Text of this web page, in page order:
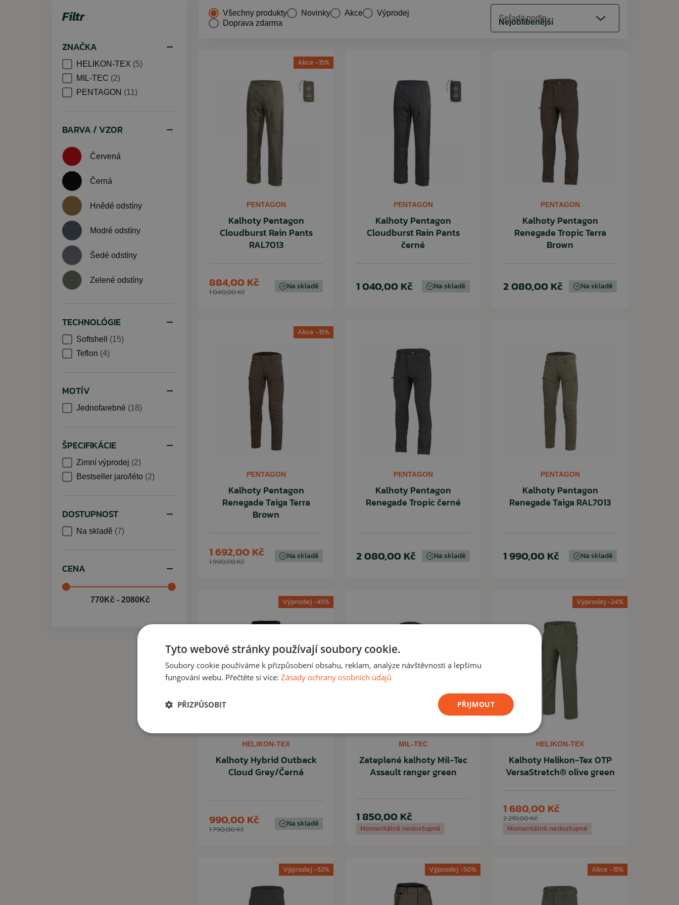
Filtr
ZNAČKA
HELIKON-TEX (5)
MIL-TEC (2)
PENTAGON (11)
BARVA / VZOR
Červená
Černá
Hnědé odstíny
Modré odstíny
Šedé odstíny
Zelené odstíny
TECHNOLÓGIE
Softshell (15)
Teflon (4)
MOTÍV
Jednofarebné (18)
ŠPECIFIKÁCIE
Zimní výprodej (2)
Bestseller jaro/léto (2)
DOSTUPNOST
Na skladě (7)
CENA
770Kč - 2080Kč
Všechny produkty Novinky Akce
Výprodej
Doprava zdarma
Nejoblíbenější
Seřadit podle
Akce -15%
PENTAGON
Kalhoty Pentagon
Cloudburst Rain Pants
RAL7013
1 040,00 Kč
884,00 Kč Na skladě
PENTAGON
Kalhoty Pentagon
Cloudburst Rain Pants
černé
1 040,00 Kč Na skladě
PENTAGON
Kalhoty Pentagon
Renegade Tropic Terra
Brown
2 080,00 Kč Na skladě
Akce -15%
PENTAGON
Kalhoty Pentagon
Renegade Taiga Terra
Brown
1 990,00 Kč
1 692,00 Kč Na skladě
PENTAGON
Kalhoty Pentagon
Renegade Tropic černé
2 080,00 Kč Na skladě
PENTAGON
Kalhoty Pentagon
Renegade Taiga RAL7013
1 990,00 Kč Na skladě
Výprodej -45%
HELIKON-TEX
Kalhoty Hybrid Outback
Cloud Grey/Černá
1 790,00 Kč
990,00 Kč Na skladě
MIL-TEC
Zateplené kalhoty Mil-Tec
Assault ranger green
1 850,00 Kč
Momentálně nedostupné
Výprodej -24%
HELIKON-TEX
Kalhoty Helikon-Tex OTP
VersaStretch® olive green
2 210,00 Kč
1 680,00 Kč
Momentálně nedostupné
Výprodej -52% Výprodej -50% Akce -15%
Tyto webové stránky používají soubory cookie.
Soubory cookie používáme k přizpůsobení obsahu, reklam, analýze návštěvnosti a lepšímu
fungování webu. Přečtěte si více: Zásady ochrany osobních údajů
PŘIJMOUT
PŘIZPŮSOBIT